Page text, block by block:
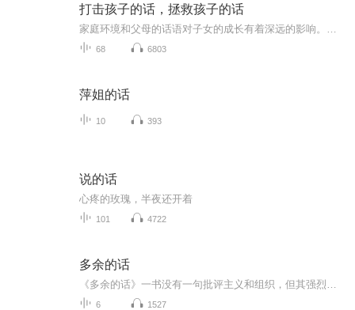
打击孩子的话，拯救孩子的话
68 6803
萍姐的话
10 393
说的话
心疼的玫瑰，半夜还开着
101 4722
多余的话
6 1527